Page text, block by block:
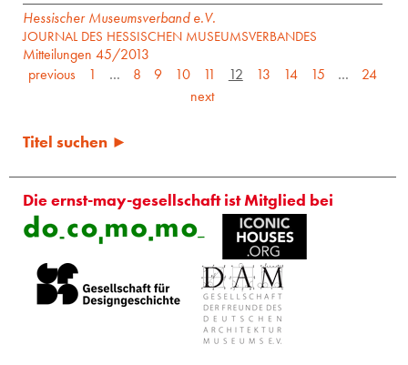
Hessischer Museumsverband e.V.
JOURNAL DES HESSISCHEN MUSEUMSVERBANDES
Mitteilungen 45/2013
previous
1 … 8 9 10 11 12 13 14 15 …
24
next
Titel suchen ►
Die ernst-may-gesellschaft ist Mitglied bei